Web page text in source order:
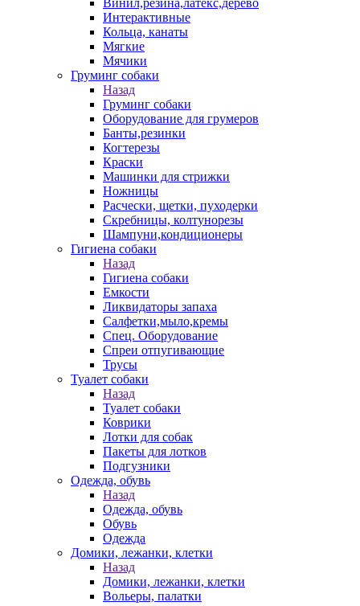
Винил,резина,латекс,дерево
Интерактивные
Кольца, канаты
Мягкие
Мячики
Груминг собаки
Назад
Груминг собаки
Оборудование для грумеров
Банты,резинки
Когтерезы
Краски
Машинки для стрижки
Ножницы
Расчески, щетки, пуходерки
Скребницы, колтунорезы
Шампуни,кондиционеры
Гигиена собаки
Назад
Гигиена собаки
Емкости
Ликвидаторы запаха
Салфетки,мыло,кремы
Спец. Оборудование
Спреи отпугивающие
Трусы
Туалет собаки
Назад
Туалет собаки
Коврики
Лотки для собак
Пакеты для лотков
Подгузники
Одежда, обувь
Назад
Одежда, обувь
Обувь
Одежда
Домики, лежанки, клетки
Назад
Домики, лежанки, клетки
Вольеры, палатки